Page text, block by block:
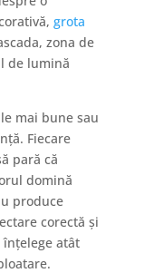
grota
zona de
de lumină
mai bune sau
Fiecare
pară că
domină
produce
corectă și
atât